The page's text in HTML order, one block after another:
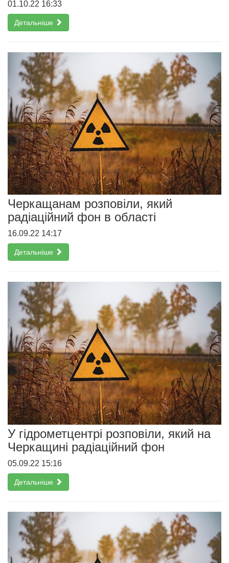
01.10.22 16:33
Детальніше
Черкащанам розповіли, який
радіаційний фон в області
16.09.22 14:17
Детальніше
У гідрометцентрі розповіли, який на
Черкащині радіаційний фон
05.09.22 15:16
Детальніше